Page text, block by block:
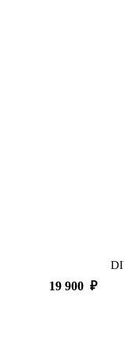
19 900 ₽